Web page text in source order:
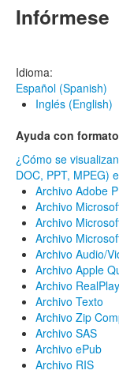
Infórmese
Idioma:
Español (Spanish)
Inglés (English)
Ayuda con
¿Cómo se
DOC, PPT, MPEG)
Archivo Adobe
Archivo
Archivo
Archivo
Archivo Audio/
Archivo Apple
Archivo
Archivo Texto
Archivo Zip
Archivo SAS
Archivo ePub
Archivo RIS